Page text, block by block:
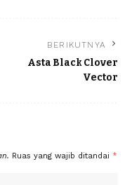
BERIKUTNYA
Asta Black Clover
Vector
Ruas yang wajib ditandai *